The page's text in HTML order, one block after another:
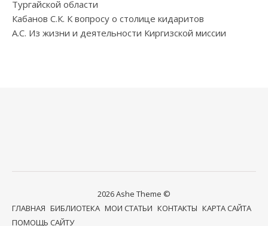
Тургайской области
Кабанов С.К. К вопросу о столице кидаритов
А.С. Из жизни и деятельности Киргизской миссии
2026 Ashe Theme ©
ГЛАВНАЯ БИБЛИОТЕКА МОИ СТАТЬИ КОНТАКТЫ КАРТА САЙТА
ПОМОЩЬ САЙТУ